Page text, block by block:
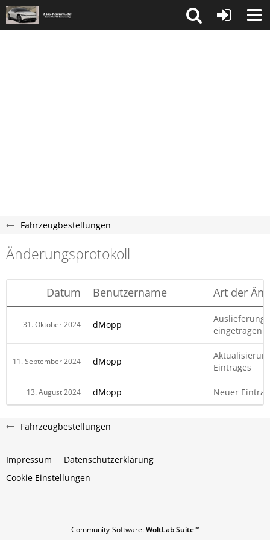
Fahrzeugbestellungen
Änderungsprotokoll
Datum Benutzername Art der
31. Oktober 2024 dMopp
eingetragen
11. September 2024 dMopp
Eintrages
13. August 2024 dMopp Neuer Eintrag
Fahrzeugbestellungen
Impressum
Datenschutzerklärung
Cookie Einstellungen
Community-Software:WoltLab Suite™